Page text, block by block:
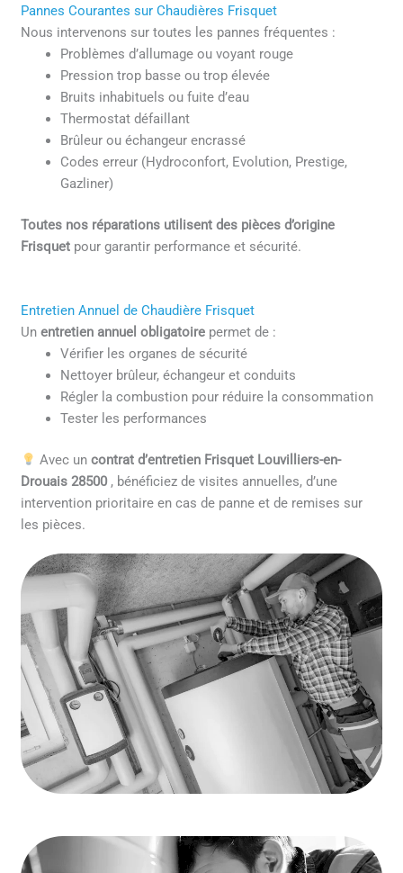
Pannes Courantes sur Chaudières Frisquet
Nous intervenons sur toutes les pannes fréquentes :
Problèmes d’allumage ou voyant rouge
Pression trop basse ou trop élevée
Bruits inhabituels ou fuite d’eau
Thermostat défaillant
Brûleur ou échangeur encrassé
Codes erreur (Hydroconfort, Evolution, Prestige,
Gazliner)
Toutes nos réparations utilisent des pièces d’origine
Frisquet pour garantir performance et sécurité.
Entretien Annuel de Chaudière Frisquet
Unentretien annuel obligatoire permet de :
Vérifier les organes de sécurité
Nettoyer brûleur, échangeur et conduits
Régler la combustion pour réduire la consommation
Tester les performances
Avec un contrat d’entretien Frisquet Louvilliers-en-
Drouais 28500 , bénéficiez de visites annuelles, d’une
intervention prioritaire en cas de panne et de remises sur
les pièces.